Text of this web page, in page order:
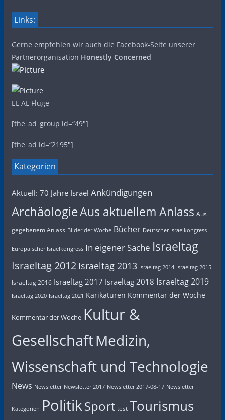
Links:
Gerne empfehlen wir auch die Facebook-Seite unserer
Partnerorganisation Honestly Concerned
EL AL Flüge
[the_ad_group id=“49″]
[the_ad id=“2195″]
Kategorien
Aktuell: 70 Jahre Israel Ankündigungen
ArchäologieAus aktuellem Anlass Aus
gegebenem Anlass Bilder der Woche Bücher Deutscher Israelkongress
Europäischer Israelkongress In eigener Sache Israeltag
Israeltag 2012 Israeltag 2013 Israeltag 2014 Israeltag 2015
Israeltag 2016 Israeltag 2017 Israeltag 2018 Israeltag 2019
Israeltag 2020 Israeltag 2021 Karikaturen Kommentar der Woche
Kommentar der Woche Kultur &
GesellschaftMedizin,
Wissenschaft und Technologie
News Newsletter Newsletter 2017 Newsletter 2017-08-17 Newsletter
Kategorien PolitikSport test Tourismus